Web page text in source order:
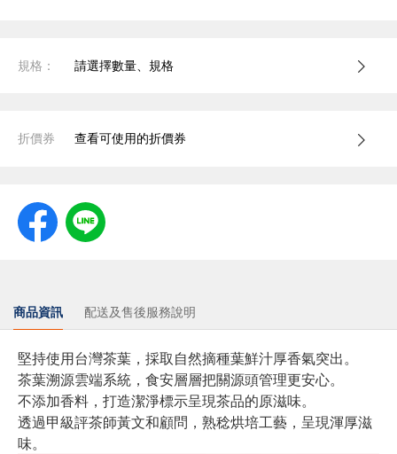
規格： 請選擇數量、規格
折價券 查看可使用的折價券
商品資訊 配送及售後服務說明
堅持使用台灣茶葉，採取自然摘種葉鮮汁厚香氣突出。
茶葉溯源雲端系統，食安層層把關源頭管理更安心。
不添加香料，打造潔淨標示呈現茶品的原滋味。
透過甲級評茶師黃文和顧問，熟稔烘培工藝，呈現渾厚滋
味。